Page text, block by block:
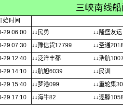
三峡南线
始时间
29 06:00 ↓↓民勇 ↓↓隆盛友运
29 07:30 ↓↓豫信货17799 ↓↓圣通
29 12:40 ↓↓泛洋丰都 ↓↓浩航
29 14:10 ↓↓航旭6039 ↓↓民训
29 15:40 ↓↓梦港099 ↓↓重轮集
29 17:10 ↓↓海牛82 ↓↓逐滕